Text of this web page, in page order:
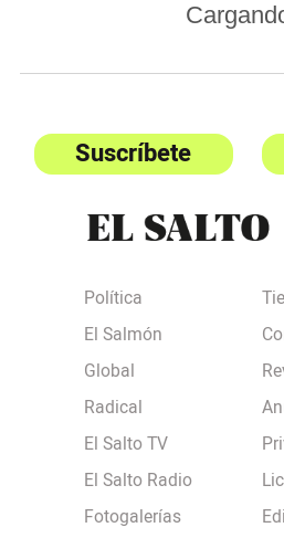
Suscríbete
Política
El Salmón
Global
Radical
El Salto TV
El Salto Radio
Fotogalerías